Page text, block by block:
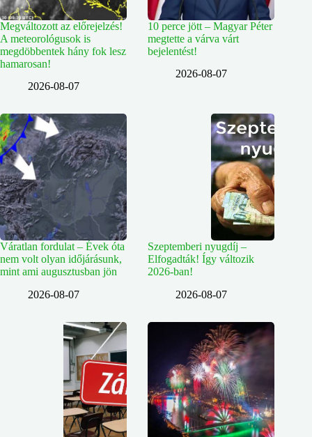
Megváltozott az előrejelzés!
A meteorológusok is
megdöbbentek hány fok lesz
hamarosan!
2026-08-07
10 perce jött – Magyar Péter
megtette a várva várt
bejelentést!
2026-08-07
Váratlan fordulat – Évek óta
nem volt olyan időjárásunk,
mint ami augusztusban jön
2026-08-07
Szeptemberi nyugdíj –
Elfogadták! Így változik
2026-ban!
2026-08-07